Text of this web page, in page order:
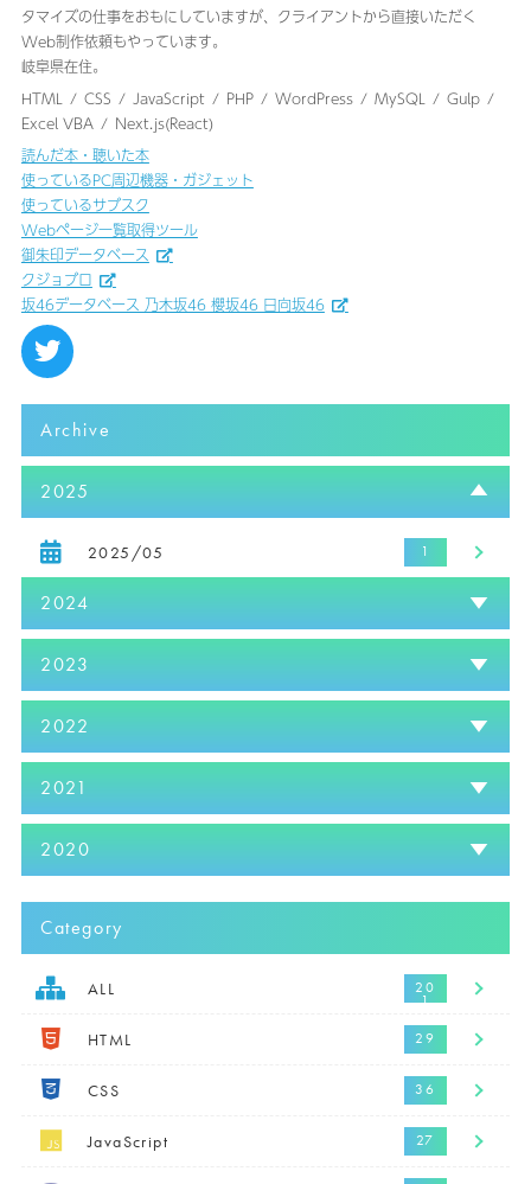
タマイズの仕事をおもにしていますが、クライアントから直接いただく
Web制作依頼もやっています。
岐阜県在住。
HTML
CSS JavaScript PHP WordPress MySQL
Gulp
Excel VBA
Next.js(React)
読んだ本・聴いた本
使っているPC周辺機器・ガジェット
使っているサブスク
Webページ一覧取得ツール
御朱印データベース
クジョブロ
坂46データベース 乃木坂46 櫻坂46 日向坂46
Archive
2025
2025/05
2024
2023
2022
2021
2020
Category
ALL
HTML
CSS
JavaScript